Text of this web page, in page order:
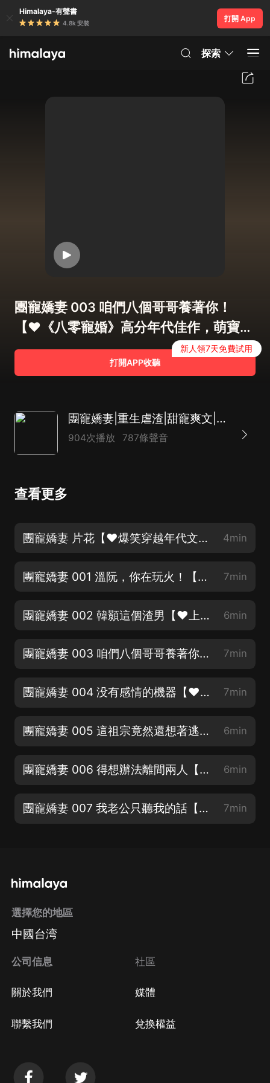
Himalaya-有聲書
4.8k 安裝
打開 App
探索
團寵嬌妻 003 咱們八個哥哥養著你！
【♥《八零寵婚》高分年代佳作，萌寶敲
可愛♥】
打開APP收聽
新人領7天免費試用
團寵嬌妻|重生虐渣|甜寵爽文|馬甲雙強|先婚后愛
904次播放 787條聲音
查看更多
團寵嬌妻 片花【♥爆笑穿越年代文《重生1977》上架啦，必須好聽，歡迎訂閱♥】 4min
團寵嬌妻 001 溫阮，你在玩火！【♥《快穿之惡毒女配她是真不惡毒》笑中帶淚，強推♥】 7min
團寵嬌妻 002 韓顥這個渣男【♥上架爆更！記得訂閱關注點讚♥】 6min
團寵嬌妻 003 咱們八個哥哥養著你！【♥《八零寵婚》高分年代佳作，萌寶敲可愛♥】 7min
團寵嬌妻 004 没有感情的機器【♥每月月票貢獻前三名送月卡♥】 7min
團寵嬌妻 005 這祖宗竟然還想著逃！【♥每月月票貢獻前三名送月卡♥】 6min
團寵嬌妻 006 得想辦法離間兩人【♥每月月票貢獻前三名送月卡♥】 6min
團寵嬌妻 007 我老公只聽我的話【新書上架，福利不斷加更不停】 7min
選擇您的地區
中國台湾
公司信息
關於我們
聯繫我們
社區
媒體
兌換權益